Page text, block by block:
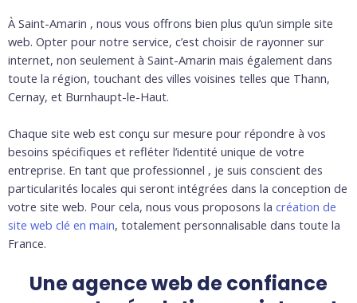
À Saint-Amarin , nous vous offrons bien plus qu’un simple site
web. Opter pour notre service, c’est choisir de rayonner sur
internet, non seulement à Saint-Amarin mais également dans
toute la région, touchant des villes voisines telles que Thann,
Cernay, et Burnhaupt-le-Haut.
Chaque site web est conçu sur mesure pour répondre à vos
besoins spécifiques et refléter l’identité unique de votre
entreprise. En tant que professionnel , je suis conscient des
particularités locales qui seront intégrées dans la conception de
votre site web. Pour cela, nous vous proposons la création de
site web clé en main, totalement personnalisable dans toute la
France.
Une agence web de confiance